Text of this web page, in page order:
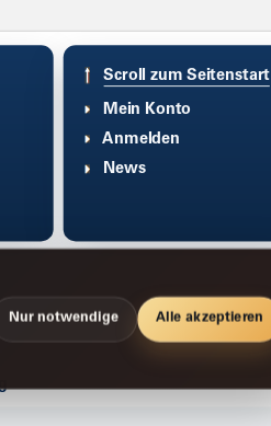
Scroll zum Seitenstart
Mein Konto
Anmelden
News
Nur notwendige Alle akzeptieren